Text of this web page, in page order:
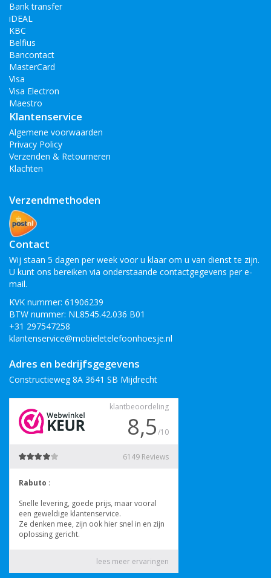
Bank transfer
iDEAL
KBC
Belfius
Bancontact
MasterCard
Visa
Visa Electron
Maestro
Klantenservice
Algemene voorwaarden
Privacy Policy
Verzenden & Retourneren
Klachten
Verzendmethoden
Contact
Wij staan 5 dagen per week voor u klaar om u van dienst te zijn.
U kunt ons bereiken via onderstaande contactgegevens per e-
mail.
KVK nummer: 61906239
BTW nummer: NL8545.42.036 B01
+31 297547258
klantenservice@mobieletelefoonhoesje.nl
Adres en bedrijfsgegevens
Constructieweg 8A 3641 SB Mijdrecht